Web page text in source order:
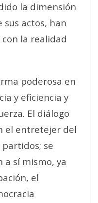
la dimensión
sus actos, han
la realidad
poderosa en
y eficiencia y
El diálogo
el entretejer del
se
a sí mismo, ya
el